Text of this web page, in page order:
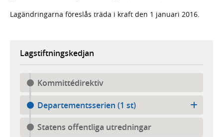
Lagändringarna föreslås träda i kraft den 1 januari 2016.
Lagstiftningskedjan
Kommittédirektiv
Departementsserien (1 st)
Statens offentliga utredningar